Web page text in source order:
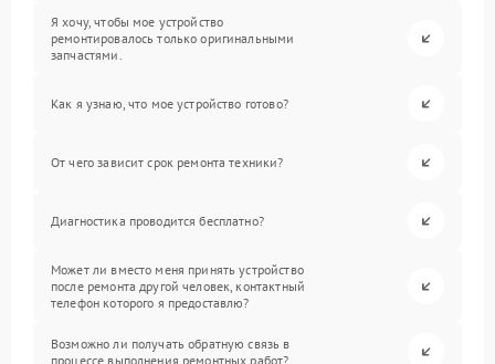
Я хочу, чтобы мое устройство
ремонтировалось только оригинальными
запчастями.
Как я узнаю, что мое устройство готово?
От чего зависит срок ремонта техники?
Диагностика проводится бесплатно?
Может ли вместо меня принять устройство
после ремонта другой человек, контактный
телефон которого я предоставлю?
Возможно ли получать обратную связь в
процессе выполнения ремонтных работ?